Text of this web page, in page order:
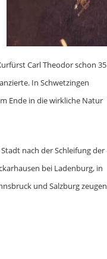
Carl Theodor schon 35
In Schwetzingen
Ende in die wirkliche Natur
nach der Schleifung der
bei Ladenburg, in
und Salzburg zeugen